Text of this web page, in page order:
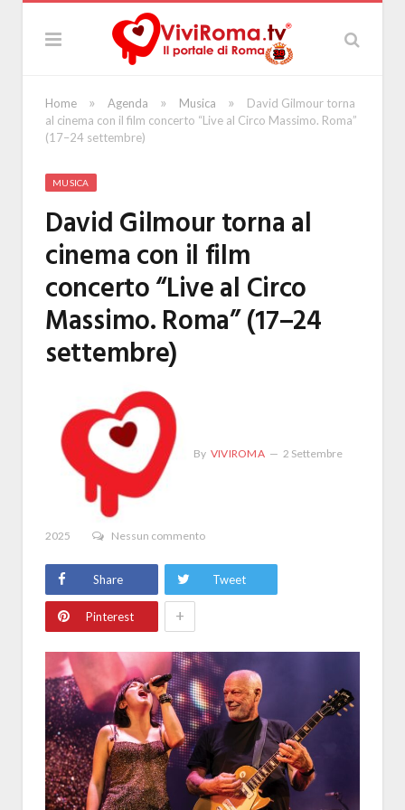
Home » Agenda » Musica »
David Gilmour torna
al cinema con il film concerto “Live al Circo Massimo. Roma”
(17–24 settembre)
MUSICA
David Gilmour torna al
cinema con il film
concerto “Live al Circo
Massimo. Roma” (17–24
settembre)
By VIVIROMA 2 Settembre
2025 Nessun commento
Share Tweet
Pinterest +